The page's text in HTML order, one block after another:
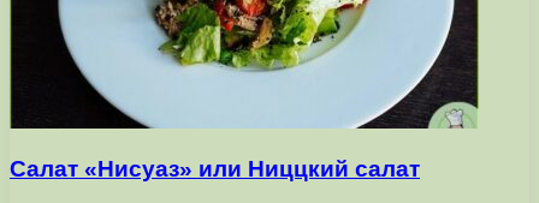
Салат «Нисуаз» или Ниццкий салат